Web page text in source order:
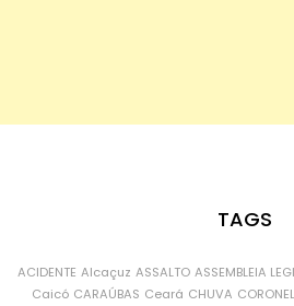
TAGS
ACIDENTE Alcaçuz ASSALTO ASSEMBLEIA
Caicó CARAÚBAS Ceará CHUVA